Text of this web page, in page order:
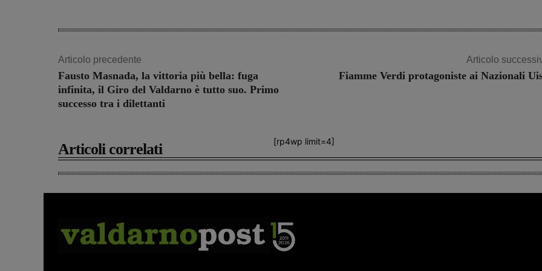
Articolo precedente
Fausto Masnada, la vittoria più bella: fuga
infinita, il Giro del Valdarno è tutto suo. Primo
successo tra i dilettanti
Articolo
Fiamme Verdi protagoniste ai Nazionali
[rp4wp limit=4]
Articoli correlati